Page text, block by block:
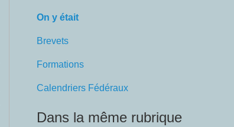
On y était
Brevets
Formations
Calendriers Fédéraux
Dans la même rubrique